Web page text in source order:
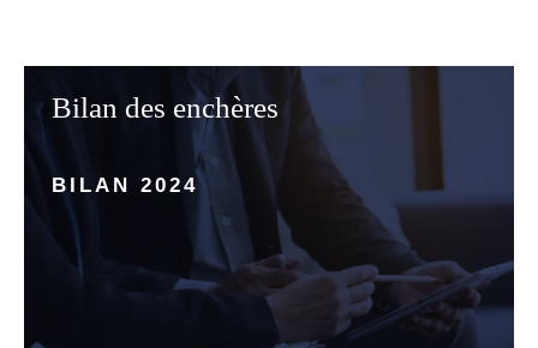
Bilan des enchères
BILAN 2024